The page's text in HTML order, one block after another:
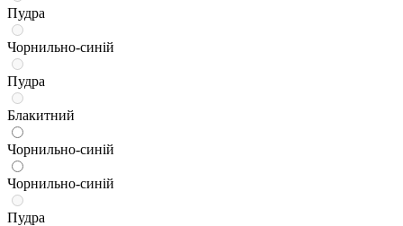
Пудра
Чорнильно-синій
Пудра
Блакитний
Чорнильно-синій
Чорнильно-синій
Пудра